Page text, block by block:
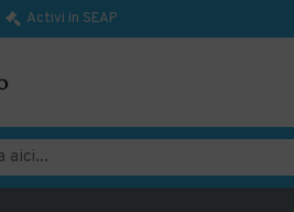
Activi in SEAP